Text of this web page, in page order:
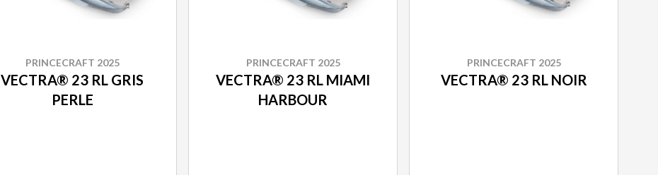
PRINCECRAFT 2025
VECTRA® 23 RL GRIS
PERLE
PRINCECRAFT 2025
VECTRA® 23 RL MIAMI
HARBOUR
PRINCECRAFT 2025
VECTRA® 23 RL NOIR